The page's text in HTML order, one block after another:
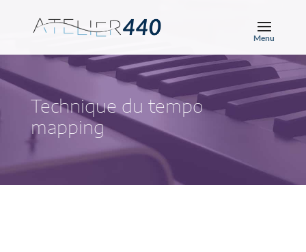
Technique du tempo
mapping